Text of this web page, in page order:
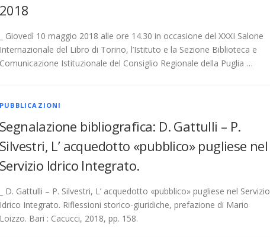
2018
_ Giovedì 10 maggio 2018 alle ore 14.30 in occasione del XXXI Salone
Internazionale del Libro di Torino, l’Istituto e la Sezione Biblioteca e
Comunicazione Istituzionale del Consiglio Regionale della Puglia …
PUBBLICAZIONI
Segnalazione bibliografica: D. Gattulli – P.
Silvestri, L’ acquedotto «pubblico» pugliese nel
Servizio Idrico Integrato.
_ D. Gattulli – P. Silvestri, L’ acquedotto «pubblico» pugliese nel Servizio
Idrico Integrato. Riflessioni storico-giuridiche, prefazione di Mario
Loizzo. Bari : Cacucci, 2018, pp. 158.